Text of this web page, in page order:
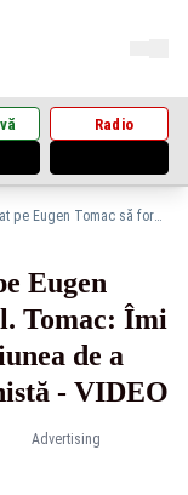
Radio
Nicușor Dan l-a desemnat pe Eugen Tomac să formeze guvernul. Tomac: Îmi asum cu bună credință misiunea de a desemna o echipă profesionistă - VIDEO
Advertising
Eugen
Tomac: Îmi
de a
- VIDEO